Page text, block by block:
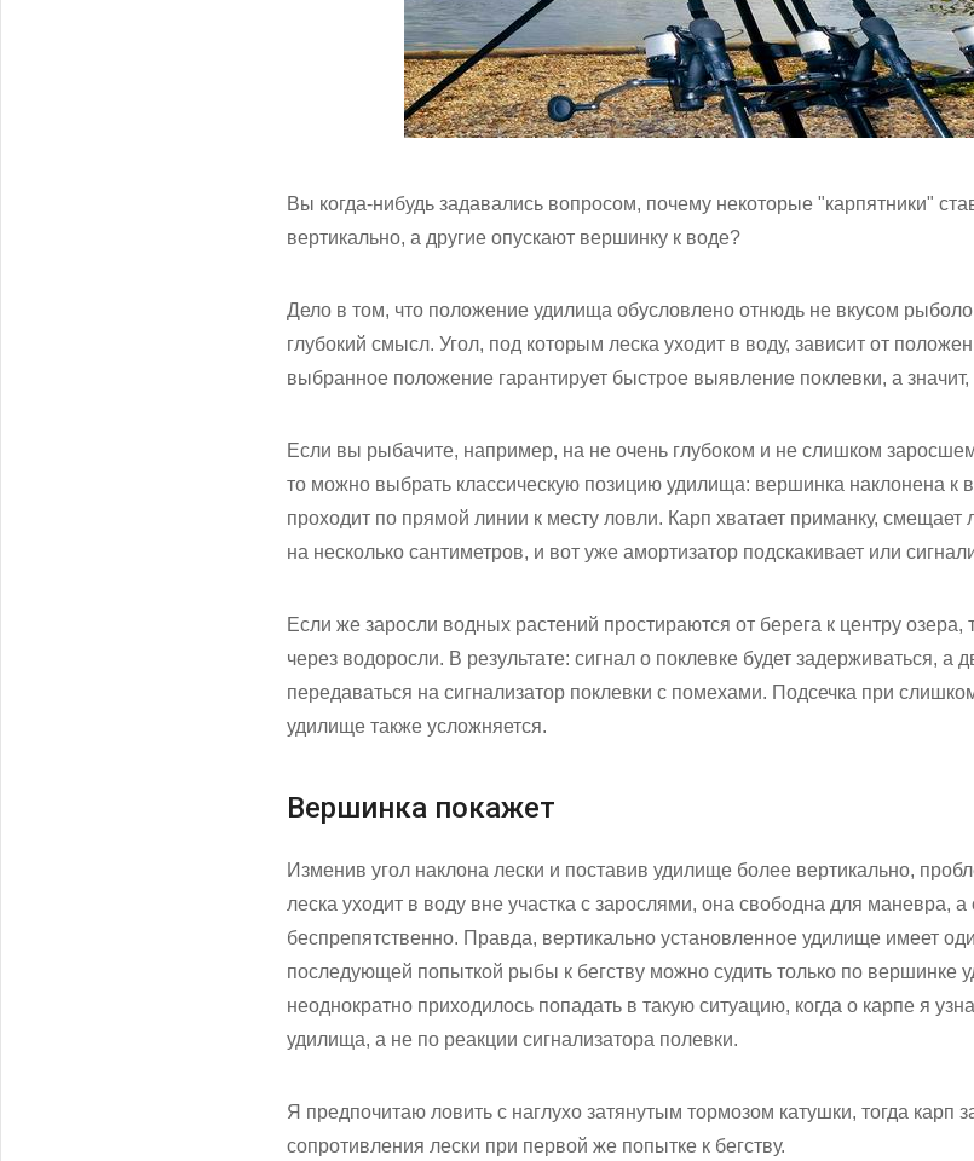
Вы когда-нибудь задавались вопросом, почему некоторые "карпятники"
вертикально, а другие опускают вершинку к воде?
Дело в том, что положение удилища обусловлено отнюдь не вкусом
глубокий смысл. Угол, под которым леска уходит в воду, зависит от
выбранное положение гарантирует быстрое выявление поклевки, а
Если вы рыбачите, например, на не очень глубоком и не слишком
то можно выбрать классическую позицию удилища: вершинка наклонена к
проходит по прямой линии к месту ловли. Карп хватает приманку, смещает
на несколько сантиметров, и вот уже амортизатор подскакивает или
Если же заросли водных растений простираются от берега к центру озера,
через водоросли. В результате: сигнал о поклевке будет задерживаться, а
передаваться на сигнализатор поклевки с помехами. Подсечка при
удилище также усложняется.
Вершинка покажет
Изменив угол наклона лески и поставив удилище более вертикально,
леска уходит в воду вне участка с зарослями, она свободна для маневра, а
беспрепятственно. Правда, вертикально установленное удилище имеет
последующей попыткой рыбы к бегству можно судить только по вершинке
неоднократно приходилось попадать в такую ситуацию, когда о карпе я
удилища, а не по реакции сигнализатора полевки.
Я предпочитаю ловить с наглухо затянутым тормозом катушки, тогда карп
сопротивления лески при первой же попытке к бегству.